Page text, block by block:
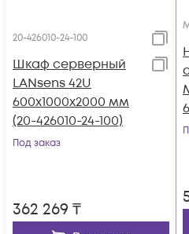
20-426010-24-100
Шкаф серверный
LANsens 42U
600x1000x2000 мм
(20-426010-24-100)
Под заказ
362 269 ₸